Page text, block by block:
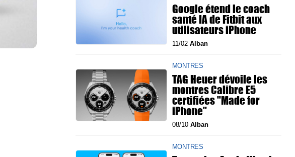
Google étend le coach
santé IA de Fitbit aux
utilisateurs iPhone
11/02 Alban
MONTRES
TAG Heuer dévoile les
montres Calibre E5
certifiées "Made for
iPhone"
08/10 Alban
MONTRES